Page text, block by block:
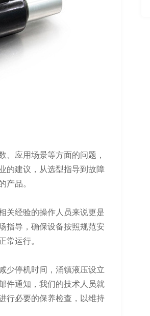
、应用场景等方面的问题，
的建议，从选型指导到故障
产品。
关经验的操作人员来说更是
指导，确保设备按照规范安
常运行。
少停机时间，涌镇液压设立
件通知，我们的技术人员就
行必要的保养检查，以维持